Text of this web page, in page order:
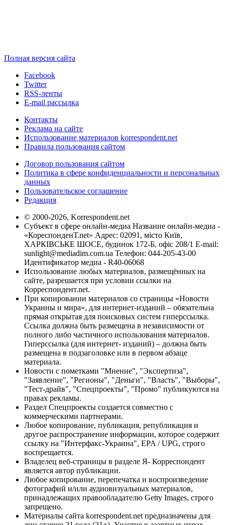
Полная версия сайта
Facebook
Twitter
RSS-ленты
E-mail рассылка
Контакты
Реклама на сайте
Использование материалов korrespondent.net
Правила пользования сайтом
Договор пользования сайтом
Политика в сфере конфиденциальности и персональных
данных
Пользовательское соглашение
Редакция
© 2000-2026, Korrespondent.net
Субъект в сфере онлайн-медиа Название онлайн-медиа -
«КореспонденТ.net» Адрес: 02091, місто Київ,
ХАРКІВСЬКЕ ШОСЕ, будинок 172-Б, офіс 208/1 E-mail:
sunlight@mediadim.com.ua Телефон: 044-205-43-00
Идентификатор медиа - R40-06068
Использование любых материалов, размещённых на
сайте, разрешается при условии ссылки на
Корреспондент.net.
При копировании материалов со страницы «Новости
Украины и мира», для интернет-изданий – обязательна
прямая открытая для поисковых систем гиперссылка.
Ссылка должна быть размещена в независимости от
полного либо частичного использования материалов.
Гиперссылка (для интернет- изданий) – должна быть
размещена в подзаголовке или в первом абзаце
материала.
Новости с пометками "Мнение", "Экспертиза",
"Заявление", "Регионы", "Деньги", "Власть", "Выборы",
"Тест-драйв", "Спецпроекты", "Промо" публикуются на
правах рекламы.
Раздел Спецпроекты создается совместно с
коммерческими партнерами.
Любое копирование, публикация, републикация и
другое распространение информации, которое содержит
ссылку на "Интерфакс-Украина", EPA / UPG, строго
воспрещается.
Владелец веб-страницы в разделе Я- Корреспондент
является автор публикации.
Любое копирование, перепечатка и воспроизведение
фотографий и/или аудиовизуальных материалов,
принадлежащих правообладателю Getty Images, строго
запрещено.
Материалы сайта korrespondent.net предназначены для